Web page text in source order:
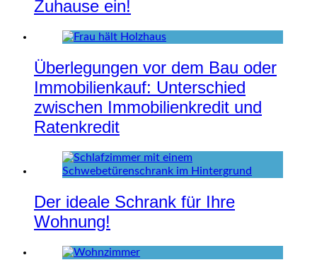
Zuhause ein!
Überlegungen vor dem Bau oder
Immobilienkauf: Unterschied
zwischen Immobilienkredit und
Ratenkredit
Der ideale Schrank für Ihre
Wohnung!